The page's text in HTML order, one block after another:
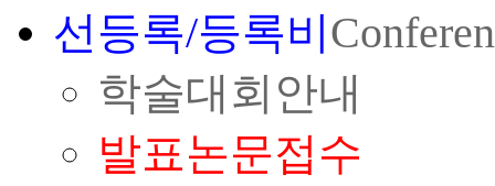
선등록/등록비
학술대회안내
발표논문접수